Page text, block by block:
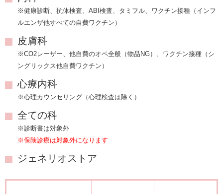
※健康診断、抗体検査、ABI検査、タミフル、ワクチン接種（インフ
ルエンザ他すべての自費ワクチン）
皮膚科
※CO2レーザー、他自費のオペ全般（物品NG）、ワクチン接種（シ
ングリックス他自費ワクチン）
心療内科
※心理カウンセリング（心理検査は除く）
全ての科
※診断書は対象外
※保険診療は対象外になります
ジェネリオストア